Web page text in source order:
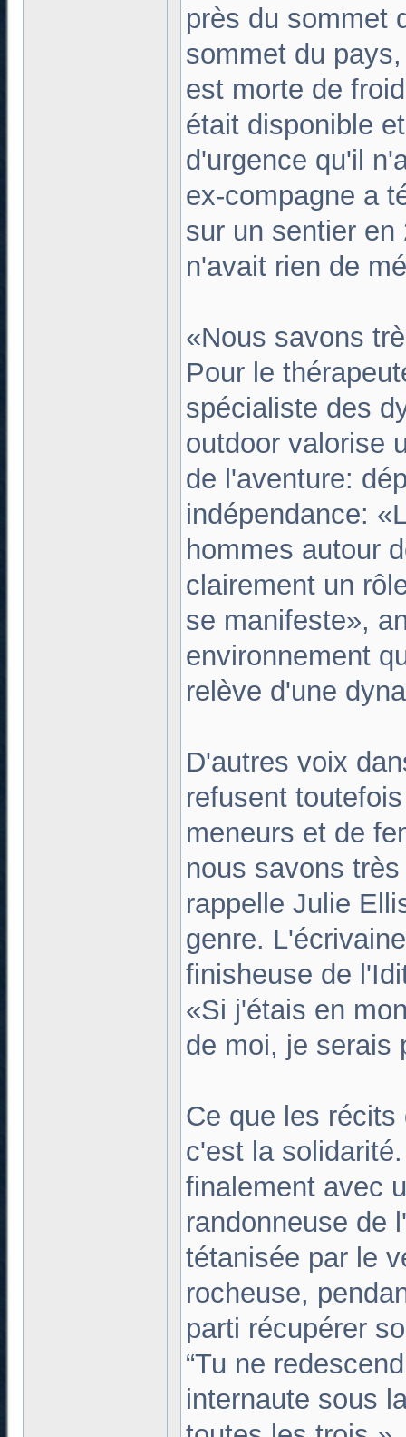
près du sommet
sommet du
est morte de
était disponible
d'urgence qu'il
ex-compagne a
sur un sentier
n'avait rien de
«Nous savons
Pour le
spécialiste des
outdoor valorise
de l'aventure:
indépendance:
hommes autour
clairement un
se manifeste»,
environnement
relève d'une
D'autres voix
refusent
meneurs et de
nous savons
rappelle Julie
genre.
finisheuse de
«Si j'étais en
de moi, je serais
Ce que les
c'est la
finalement avec
randonneuse de
tétanisée par le
rocheuse,
parti récupérer
“Tu ne
internaute sous